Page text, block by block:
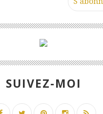
SUIVEZ-MOI